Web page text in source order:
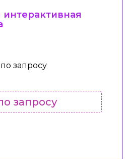
запросу
запросу